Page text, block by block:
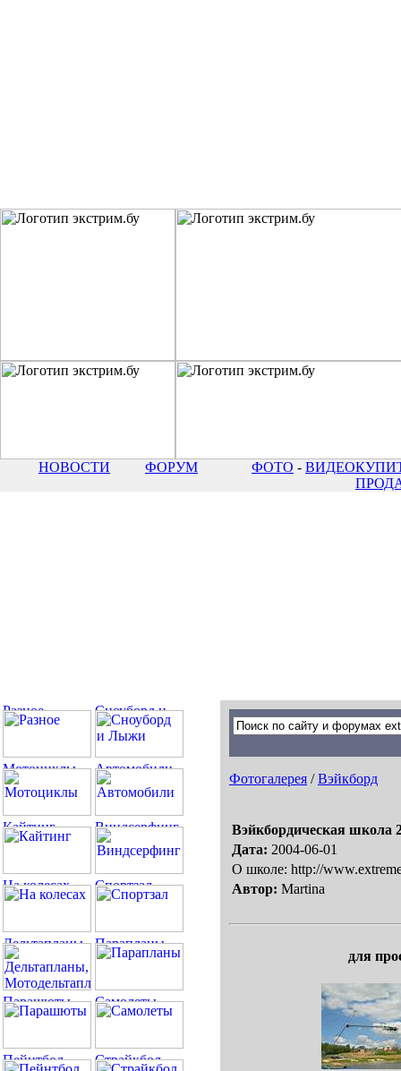
НОВОСТИ ФОРУМ ФОТО - ВИДЕО
Фотогалерея /Вэйкборд
Вэйкбордическая школа
Дата: 2004-06-01
О школе: http://
Автор: Martina
для